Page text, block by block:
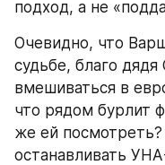
подход, а не
Очевидно, что
судьбе, благо
вмешиваться в
что рядом бурлит
же ей
останавливать